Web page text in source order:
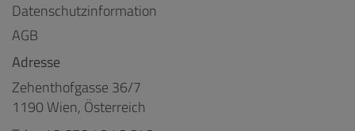
Datenschutzinformation
AGB
Adresse
Zehenthofgasse 36/7
1190 Wien, Österreich